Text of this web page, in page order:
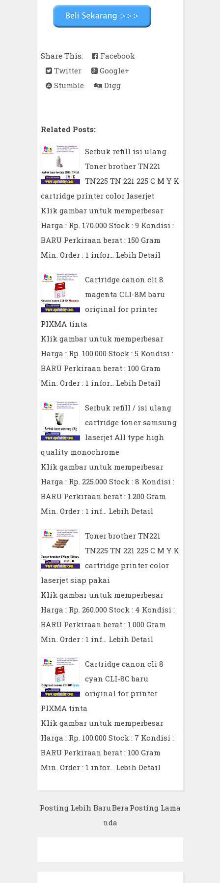
Share This:
Facebook
Twitter
Google+
Stumble
Digg
Related Posts:
Serbuk refill isi ulang
Toner brother TN221
TN225 TN 221 225 C M Y K
cartridge printer color laserjet
Klik gambar untuk memperbesar
Harga : Rp. 170.000 Stock : 9 Kondisi :
BARU Perkiraan berat : 150 Gram
Min. Order : 1 infor…
Lebih Detail
Cartridge canon cli 8
magenta CLI-8M baru
original for printer
PIXMA tinta
Klik gambar untuk memperbesar
Harga : Rp. 100.000 Stock : 5 Kondisi :
BARU Perkiraan berat : 100 Gram
Min. Order : 1 infor…
Lebih Detail
Serbuk refill / isi ulang
cartridge toner samsung
laserjet All type high
quality monochrome
Klik gambar untuk memperbesar
Harga : Rp. 225.000 Stock : 8 Kondisi :
BARU Perkiraan berat : 1.200 Gram
Min. Order : 1 inf…
Lebih Detail
Toner brother TN221
TN225 TN 221 225 C M Y K
cartridge printer color
laserjet siap pakai
Klik gambar untuk memperbesar
Harga : Rp. 260.000 Stock : 4 Kondisi :
BARU Perkiraan berat : 1.000 Gram
Min. Order : 1 inf…
Lebih Detail
Cartridge canon cli 8
cyan CLI-8C baru
original for printer
PIXMA tinta
Klik gambar untuk memperbesar
Harga : Rp. 100.000 Stock : 7 Kondisi :
BARU Perkiraan berat : 100 Gram
Min. Order : 1 infor…
Lebih Detail
Posting Lebih Baru Posting Lama
Bera
nda